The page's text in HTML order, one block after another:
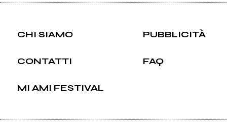
CHI SIAMO PUBBLICITÀ
CONTATTI FAQ
MI AMI FESTIVAL